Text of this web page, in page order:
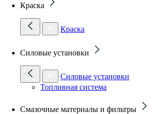
Краска
Краска
Силовые установки
Силовые установки
Топливная система
Смазочные материалы и фильтры